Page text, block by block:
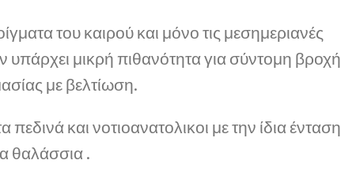
του καιρού και μόνο τις μεσημεριανές
υπάρχει μικρή πιθανότητα για σύντομη βροχή
με βελτίωση.
και νοτιοανατολικοι με την ίδια ένταση
θαλάσσια .